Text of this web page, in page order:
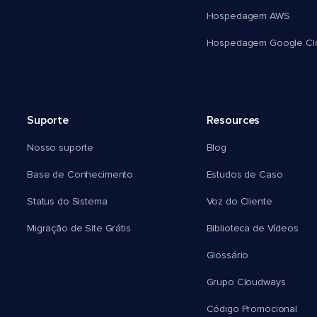
Hospedagem AWS
Hospedagem Google
Suporte
Nosso suporte
Base de Conhecimento
Status do Sistema
Migração de Site Grátis
Resources
Blog
Estudos de Caso
Voz do Cliente
Biblioteca de Vídeos
Glossário
Grupo Cloudways
Código Promocional